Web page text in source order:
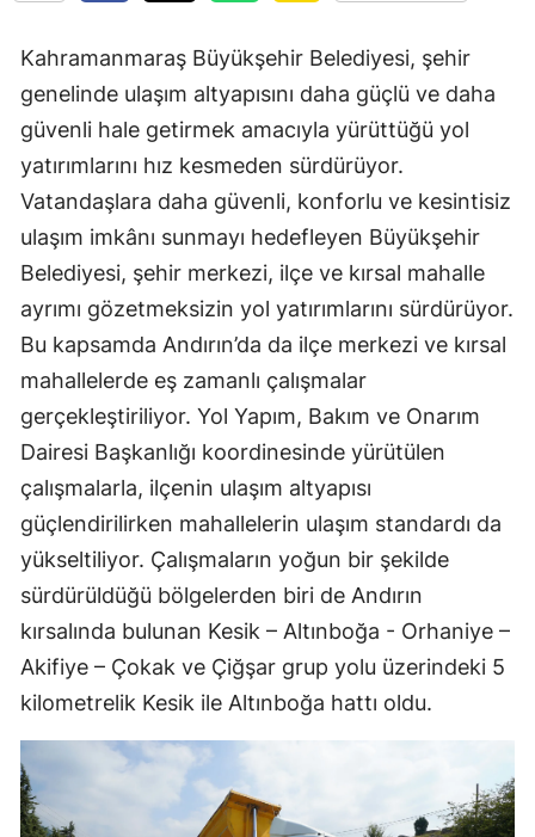
Kahramanmaraş Büyükşehir Belediyesi, şehir
genelinde ulaşım altyapısını daha güçlü ve daha
güvenli hale getirmek amacıyla yürüttüğü yol
yatırımlarını hız kesmeden sürdürüyor.
Vatandaşlara daha güvenli, konforlu ve kesintisiz
ulaşım imkânı sunmayı hedefleyen Büyükşehir
Belediyesi, şehir merkezi, ilçe ve kırsal mahalle
ayrımı gözetmeksizin yol yatırımlarını sürdürüyor.
Bu kapsamda Andırın’da da ilçe merkezi ve kırsal
mahallelerde eş zamanlı çalışmalar
gerçekleştiriliyor. Yol Yapım, Bakım ve Onarım
Dairesi Başkanlığı koordinesinde yürütülen
çalışmalarla, ilçenin ulaşım altyapısı
güçlendirilirken mahallelerin ulaşım standardı da
yükseltiliyor. Çalışmaların yoğun bir şekilde
sürdürüldüğü bölgelerden biri de Andırın
kırsalında bulunan Kesik – Altınboğa - Orhaniye –
Akifiye – Çokak ve Çiğşar grup yolu üzerindeki 5
kilometrelik Kesik ile Altınboğa hattı oldu.